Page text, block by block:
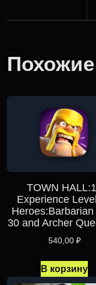
TOWN
Experience
Heroes:Barbarian
30 and Archer
540,00 ₽
В корзину